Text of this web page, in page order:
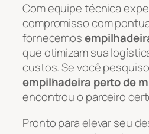
Com equipe técnica
compromisso com
fornecemos
que otimizam sua
custos. Se você
empilhadeira perto de
encontrou o parceiro
Pronto para elevar seu